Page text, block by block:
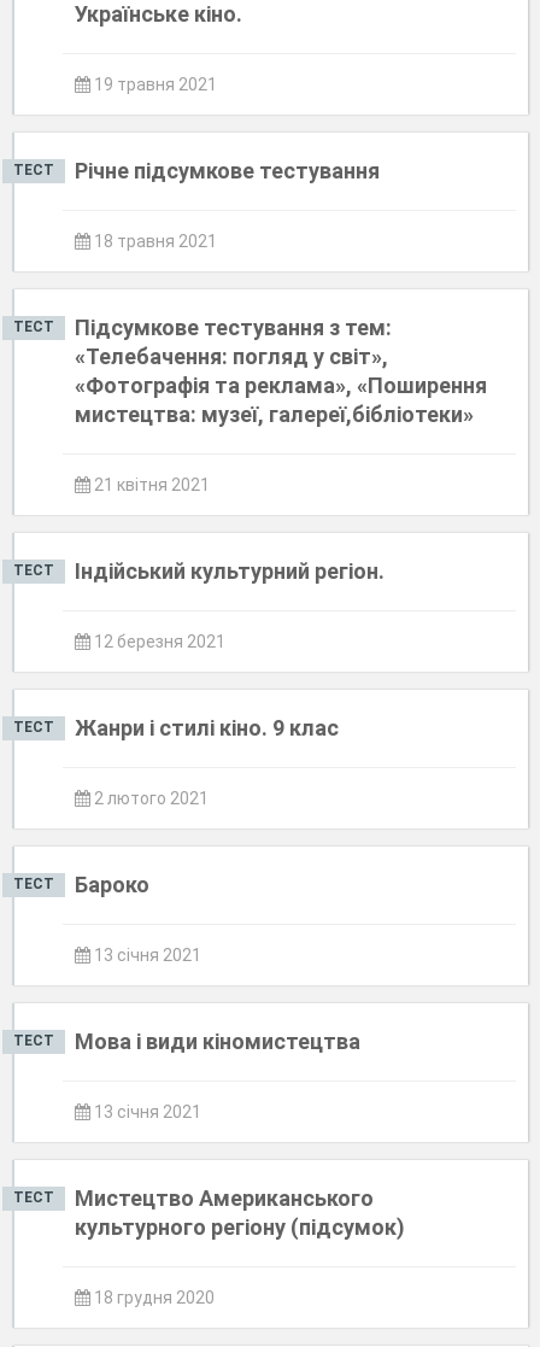
Українське кіно.
19 травня 2021
ТЕСТ Річне підсумкове тестування
18 травня 2021
ТЕСТ
Підсумкове тестування з тем:
«Телебачення: погляд у світ»,
«Фотографія та реклама», «Поширення
мистецтва: музеї, галереї,бібліотеки»
21 квітня 2021
ТЕСТ Індійський культурний регіон.
12 березня 2021
ТЕСТ Жанри і стилі кіно. 9 клас
2 лютого 2021
ТЕСТ Бароко
13 січня 2021
ТЕСТ Мова і види кіномистецтва
13 січня 2021
ТЕСТ
Мистецтво Американського
культурного регіону (підсумок)
18 грудня 2020